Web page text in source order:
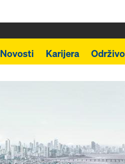
Novosti Karijera